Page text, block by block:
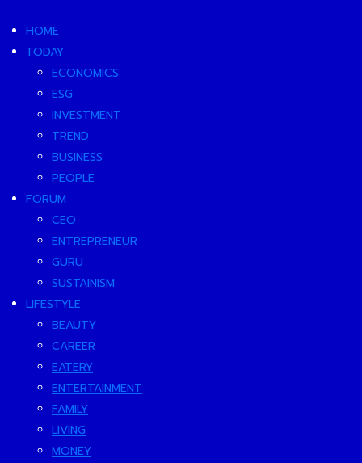
HOME
TODAY
ECONOMICS
ESG
INVESTMENT
TREND
BUSINESS
PEOPLE
FORUM
CEO
ENTREPRENEUR
GURU
SUSTAINISM
LIFESTYLE
BEAUTY
CAREER
EATERY
ENTERTAINMENT
FAMILY
LIVING
MONEY